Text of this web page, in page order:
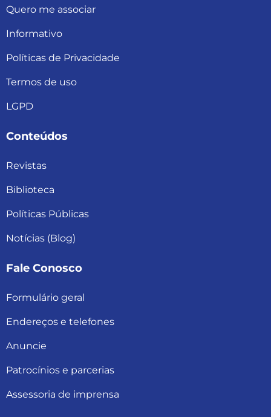
Quero me associar
Informativo
Políticas de Privacidade
Termos de uso
LGPD
Conteúdos
Revistas
Biblioteca
Políticas Públicas
Notícias (Blog)
Fale Conosco
Formulário geral
Endereços e telefones
Anuncie
Patrocínios e parcerias
Assessoria de imprensa